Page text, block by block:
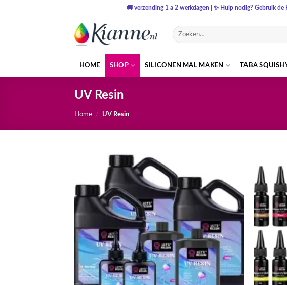
🚚 verzending 1 a 2 werkdagen ✨ Hulp nodig? Gebruik de
Zoeken
naar:
HOME SHOP SILICONEN MAL MAKEN TABA
UV Resin
Home / UV Resin
aan
verlanglijst